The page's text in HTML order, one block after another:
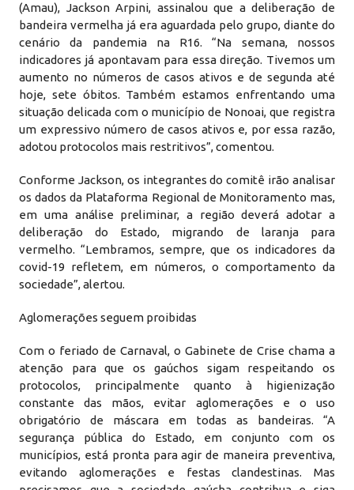
(Amau), Jackson Arpini, assinalou que a deliberação de
bandeira vermelha já era aguardada pelo grupo, diante do
cenário da pandemia na R16. “Na semana, nossos
indicadores já apontavam para essa direção. Tivemos um
aumento no números de casos ativos e de segunda até
hoje, sete óbitos. Também estamos enfrentando uma
situação delicada com o município de Nonoai, que registra
um expressivo número de casos ativos e, por essa razão,
adotou protocolos mais restritivos”, comentou.
Conforme Jackson, os integrantes do comitê irão analisar
os dados da Plataforma Regional de Monitoramento mas,
em uma análise preliminar, a região deverá adotar a
deliberação do Estado, migrando de laranja para
vermelho. “Lembramos, sempre, que os indicadores da
covid-19 refletem, em números, o comportamento da
sociedade”, alertou.
Aglomerações seguem proibidas
Com o feriado de Carnaval, o Gabinete de Crise chama a
atenção para que os gaúchos sigam respeitando os
protocolos, principalmente quanto à higienização
constante das mãos, evitar aglomerações e o uso
obrigatório de máscara em todas as bandeiras. “A
segurança pública do Estado, em conjunto com os
municípios, está pronta para agir de maneira preventiva,
evitando aglomerações e festas clandestinas. Mas